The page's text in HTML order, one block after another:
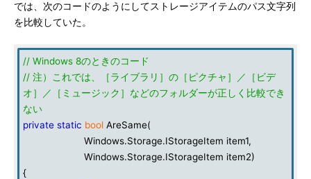
では、次のコードのようにしてストレージアイテムのパス文字列
を比較していた。
// Windows 8のときのコード
// 注）これでは、［ライブラリ］の［ピクチャ］／［ビデ
オ］／［ミュージック］などのフォルダーが正しく比較でき
ない
private static bool AreSame(
Windows.Storage.IStorageItem item1,
Windows.Storage.IStorageItem item2)
{